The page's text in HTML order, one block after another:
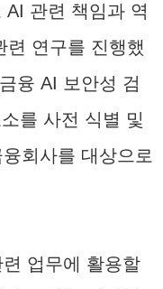
AI 관련 책임과 역
련 연구를 진행했
융 AI 보안성 검
를 사전 식별 및
회사를 대상으로
업무에 활용할